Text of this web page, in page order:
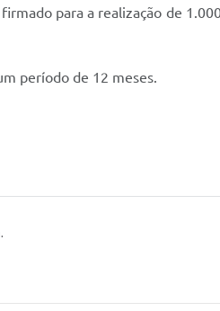
para a realização de
período de 12 meses.